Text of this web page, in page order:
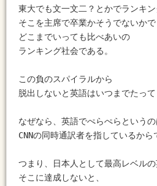
東大でも文一文二？とかでランキン
そこを主席で卒業かそうでないか
どこまでいっても比べあいの
ランキング社会である。
この負のスパイラルから
脱出しないと英語はいつまでたって
なぜなら、英語でぺらぺらというの
CNNの同時通訳者を指しているから
つまり、日本人として最高レベルの
そこに達成しないと、